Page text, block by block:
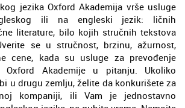
jezika Oxford Akademija vrše usluge
ili na engleski jezik: ličnih
literature, bilo kojih stručnih tekstova
se u stručnost, brzinu, ažurnost,
cene, kada su usluge za prevođenje
Oxford Akademije u pitanju. Ukoliko
u drugu zemlju, želite da konkurišete za
kompaniji, ili Vam je jednostavno